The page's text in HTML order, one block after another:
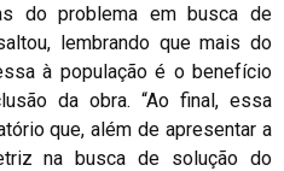
do problema em busca de
lembrando que mais do
à população é o benefício
da obra. “Ao final, essa
que, além de apresentar a
na busca de solução do